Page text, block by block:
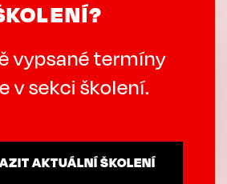
vypsané termíny
v sekci školení.
AKTUÁLNÍ ŠKOLENÍ